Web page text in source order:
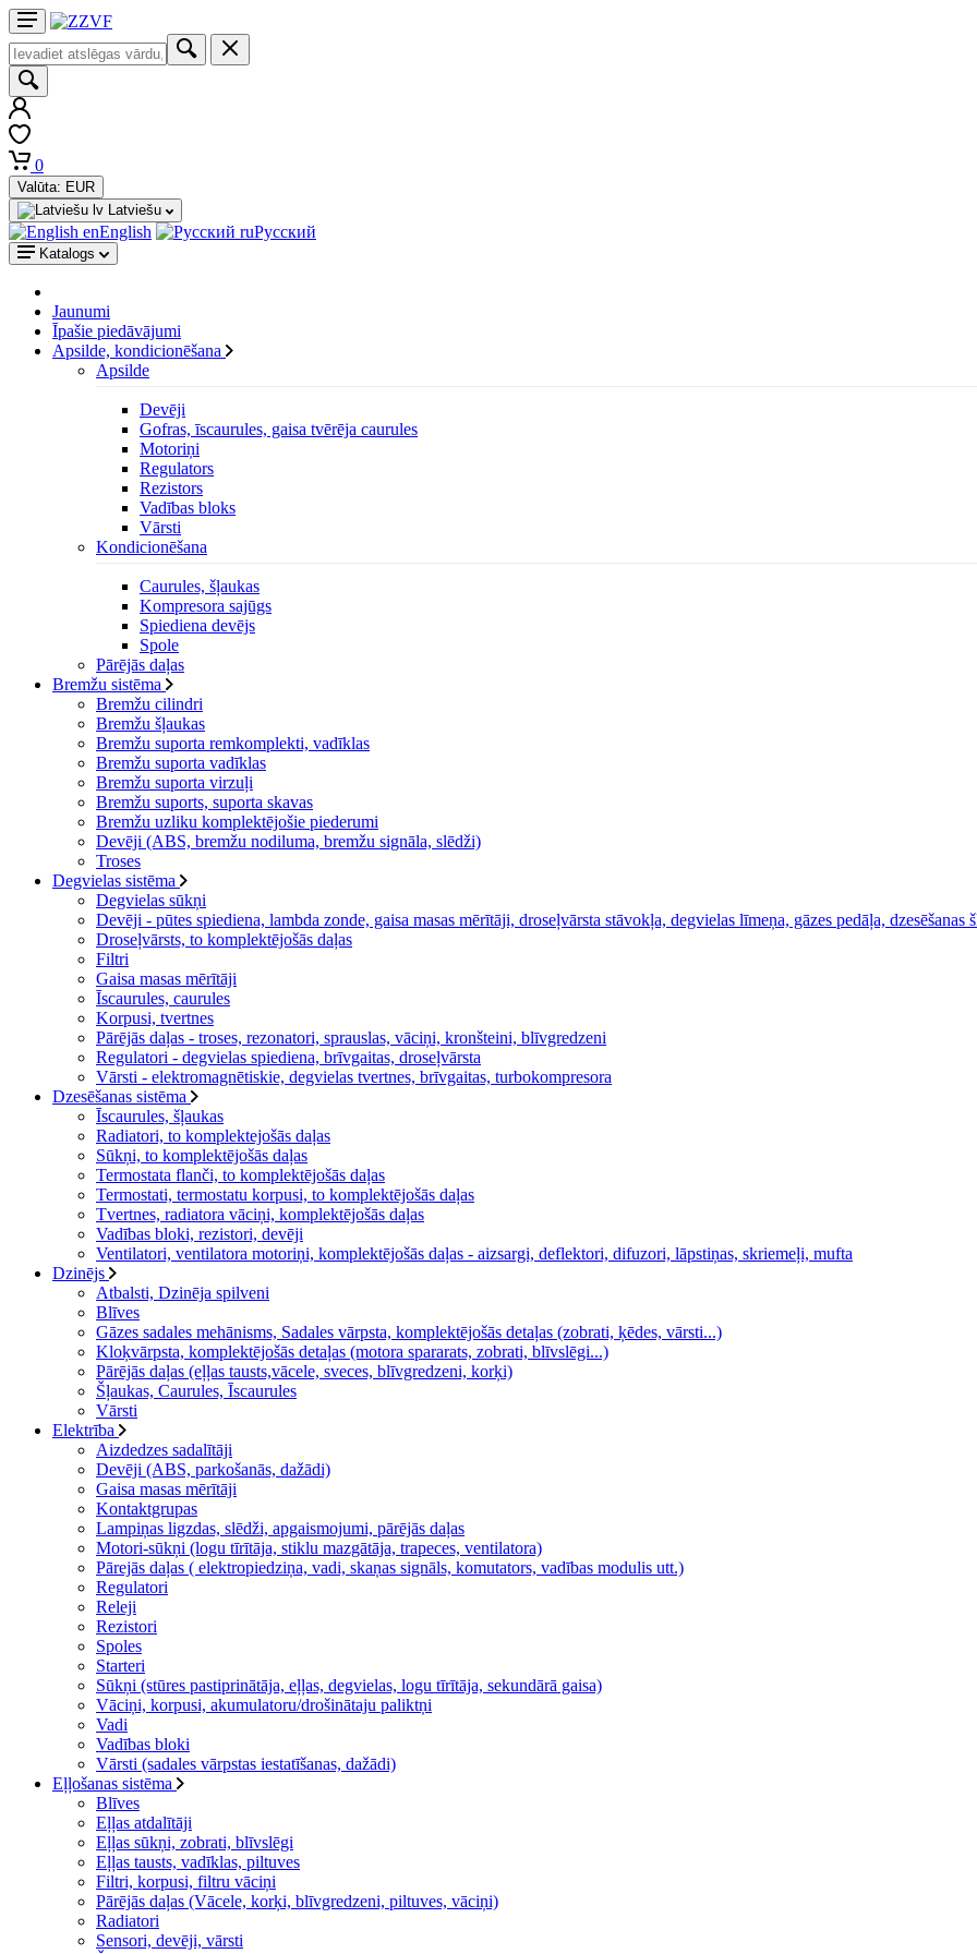
0
Valūta: EUR
Latviešu
English Русский
Katalogs
Jaunumi
Īpašie piedāvājumi
Apsilde, kondicionēšana
Apsilde
Devēji
Gofras, īscaurules, gaisa tvērēja caurules
Motoriņi
Regulators
Rezistors
Vadības bloks
Vārsti
Kondicionēšana
Caurules, šļaukas
Kompresora sajūgs
Spiediena devējs
Spole
Pārējās daļas
Bremžu sistēma
Bremžu cilindri
Bremžu šļaukas
Bremžu suporta remkomplekti, vadīklas
Bremžu suporta vadīklas
Bremžu suporta virzuļi
Bremžu suports, suporta skavas
Bremžu uzliku komplektējošie piederumi
Devēji (ABS, bremžu nodiluma, bremžu signāla, slēdži)
Troses
Degvielas sistēma
Degvielas sūkņi
Devēji - pūtes spiediena, lambda zonde, gaisa masas mērītāji, droseļvārsta stāvokļa, degvielas līmeņa, gāzes pedāļa, dzesēšanas
Droseļvārsts, to komplektējošās daļas
Filtri
Gaisa masas mērītāji
Īscaurules, caurules
Korpusi, tvertnes
Pārējās daļas - troses, rezonatori, sprauslas, vāciņi, kronšteini, blīvgredzeni
Regulatori - degvielas spiediena, brīvgaitas, droseļvārsta
Vārsti - elektromagnētiskie, degvielas tvertnes, brīvgaitas, turbokompresora
Dzesēšanas sistēma
Īscaurules, šļaukas
Radiatori, to komplektejošās daļas
Sūkņi, to komplektējošās daļas
Termostata flanči, to komplektējošās daļas
Termostati, termostatu korpusi, to komplektējošās daļas
Tvertnes, radiatora vāciņi, komplektējošās daļas
Vadības bloki, rezistori, devēji
Ventilatori, ventilatora motoriņi, komplektējošās daļas - aizsargi, deflektori, difuzori, lāpstiņas, skriemeļi, mufta
Dzinējs
Atbalsti, Dzinēja spilveni
Blīves
Gāzes sadales mehānisms, Sadales vārpsta, komplektējošās detaļas (zobrati, ķēdes, vārsti...)
Kloķvārpsta, komplektējošās detaļas (motora spararats, zobrati, blīvslēgi...)
Pārējās daļas (eļļas tausts,vācele, sveces, blīvgredzeni, korķi)
Šļaukas, Caurules, Īscaurules
Vārsti
Elektrība
Aizdedzes sadalītāji
Devēji (ABS, parkošanās, dažādi)
Gaisa masas mērītāji
Kontaktgrupas
Lampiņas ligzdas, slēdži, apgaismojumi, pārējās daļas
Motori-sūkņi (logu tīrītāja, stiklu mazgātāja, trapeces, ventilatora)
Pārejās daļas ( elektropiedziņa, vadi, skaņas signāls, komutators, vadības modulis utt.)
Regulatori
Releji
Rezistori
Spoles
Starteri
Sūkņi (stūres pastiprinātāja, eļļas, degvielas, logu tīrītāja, sekundārā gaisa)
Vāciņi, korpusi, akumulatoru/drošinātaju paliktņi
Vadi
Vadības bloki
Vārsti (sadales vārpstas iestatīšanas, dažādi)
Eļļošanas sistēma
Blīves
Eļļas atdalītāji
Eļļas sūkņi, zobrati, blīvslēgi
Eļļas tausts, vadīklas, piltuves
Filtri, korpusi, filtru vāciņi
Pārējās daļas (Vācele, korķi, blīvgredzeni, piltuves, vāciņi)
Radiatori
Sensori, devēji, vārsti